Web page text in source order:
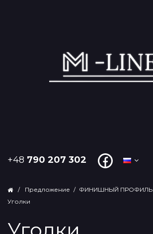
+48 790 207 302
/ Предложение / ФИНИШНЫЙ ПРОФИЛЬ
Уголки